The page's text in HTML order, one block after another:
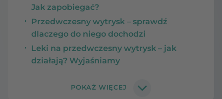
Jak zapobiegać?
Przedwczesny wytrysk – sprawdź
dlaczego do niego dochodzi
Leki na przedwczesny wytrysk – jak
działają? Wyjaśniamy